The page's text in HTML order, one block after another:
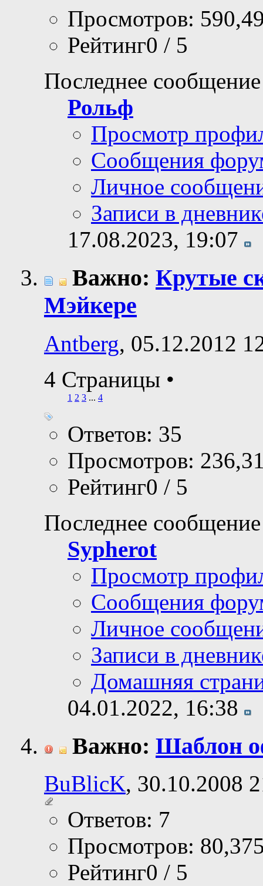
Просмотров:
Рейтинг0 / 5
Последнее
Рольф
Просмотр
Сообщения
Личное
Записи в
17.08.2023, 19:07
Важно: Крутые
Мэйкере
Antberg, 05.12.2012
4 Страницы •
1 2 3 ... 4
Ответов: 35
Просмотров:
Рейтинг0 / 5
Последнее
Sypherot
Просмотр
Сообщения
Личное
Записи в
Домашняя
04.01.2022, 16:38
Важно: Шаблон
BuBlicK, 30.10.2008
Ответов: 7
Просмотров:
Рейтинг0 / 5